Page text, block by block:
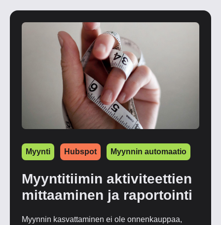
Myynti Hubspot Myynnin automaatio
Myyntitiimin aktiviteettien
mittaaminen ja raportointi
Myynnin kasvattaminen ei ole onnenkauppaa,